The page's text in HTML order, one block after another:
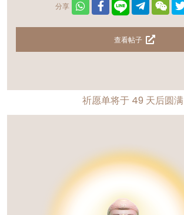
分享
查看帖子
祈愿单将于 49 天后圆满